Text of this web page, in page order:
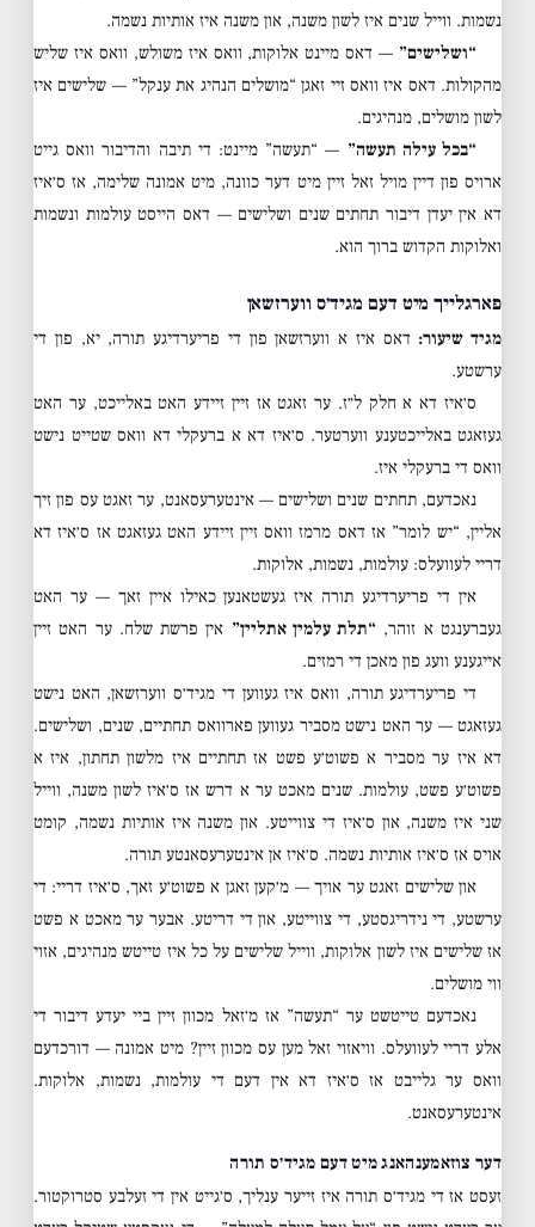
נשמות. ווייל שנים איז לשון משנה, און משנה איז אותיות נשמה.
“ושלישים” — דאס מיינט אלוקות, וואס איז משולש, וואס איז שליש
מהקולות. דאס איז וואס זיי זאגן “מושלים הנהיג את ענקל” — שלישים איז
לשון מושלים, מנהיגים.
“בכל עילה תעשה” — “תעשה” מיינט: די תיבה והדיבור וואס גייט
ארויס פון דיין מויל זאל זיין מיט דער כוונה, מיט אמונה שלימה, אז ס׳איז
דא אין יעדן דיבור תחתים שנים ושלישים — דאס הייסט עולמות ונשמות
ואלוקות הקדוש ברוך הוא.
פארגלייך מיט דעם מגיד׳ס ווערזשאן
מגיד שיעור: דאס איז א ווערזשאן פון די פריערדיגע תורה, יא, פון די
ערשטע.
ס׳איז דא א חלק ל״ז. ער זאגט אז זיין זיידע האט באלייכט, ער האט
געזאגט באלייכטענע ווערטער. ס׳איז דא א ברעקלי דא וואס שטייט נישט
וואס די ברעקלי איז.
נאכדעם, תחתים שנים ושלישים — אינטערעסאנט, ער זאגט עס פון זיך
אליין, “יש לומר” אז דאס מרמז וואס זיין זיידע האט געזאגט אז ס׳איז דא
דריי לעוועלס: עולמות, נשמות, אלוקות.
אין די פריערדיגע תורה איז געשטאנען כאילו איין זאך — ער האט
געברענגט א זוהר, “תלת עלמין אתליין” אין פרשת שלח. ער האט זיין
אייגענע וועג פון מאכן די רמזים.
די פריערדיגע תורה, וואס איז געווען די מגיד׳ס ווערזשאן, האט נישט
געזאגט — ער האט נישט מסביר געווען פארוואס תחתיים, שנים, ושלישים.
דא איז ער מסביר א פשוט׳ע פשט אז תחתיים איז מלשון תחתון, איז א
פשוט׳ע פשט, עולמות. שנים מאכט ער א דרש אז ס׳איז לשון משנה, ווייל
שני איז משנה, און ס׳איז די צווייטע. און משנה איז אותיות נשמה, קומט
אויס אז ס׳איז אותיות נשמה. ס׳איז אן אינטערעסאנטע תורה.
און שלישים זאגט ער אויך — מ׳קען זאגן א פשוט׳ע זאך, ס׳איז דריי: די
ערשטע, די נידריגסטע, די צווייטע, און די דריטע. אבער ער מאכט א פשט
אז שלישים איז לשון אלוקות, ווייל שלישים על כל איז טייטש מנהיגים, אזוי
ווי מושלים.
נאכדעם טייטשט ער “תעשה” אז מ׳זאל מכוון זיין ביי יעדע דיבור די
אלע דריי לעוועלס. וויאזוי זאל מען עס מכוון זיין? מיט אמונה — דורכדעם
וואס ער גלייבט אז ס׳איז דא אין דעם די עולמות, נשמות, אלוקות.
אינטערעסאנט.
דער צוזאמענהאנג מיט דעם מגיד׳ס תורה
זעסט אז די מגיד׳ס תורה איז זייער ענליך, ס׳גייט אין די זעלבע סטרוקטור.